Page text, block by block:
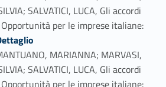
SALVATICI, LUCA, Gli accordi
per le imprese italiane:
42
MARIANNA; MARVASI,
SALVATICI, LUCA, Gli accordi
per le imprese italiane: